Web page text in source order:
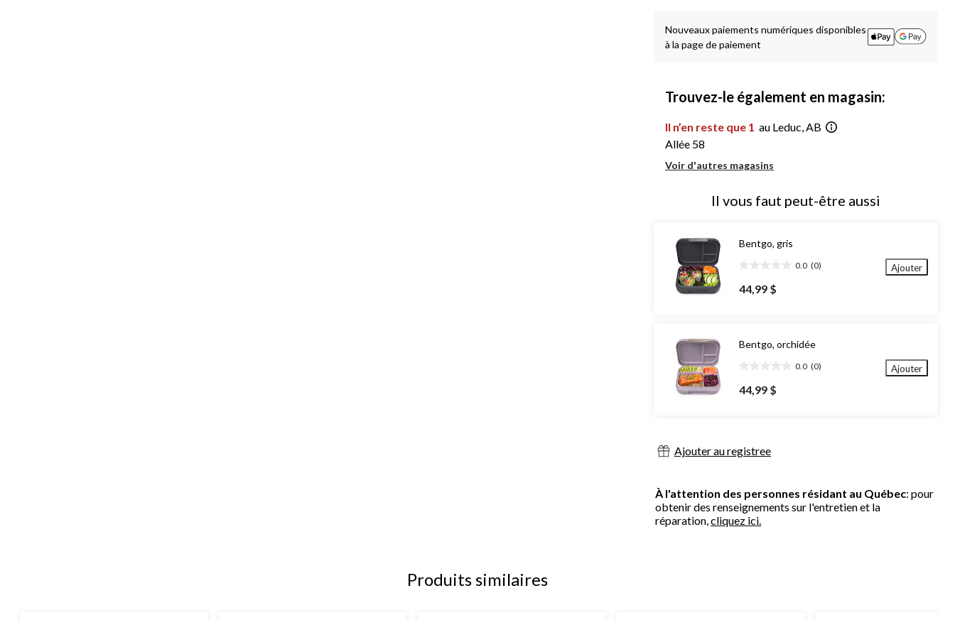
Nouveaux paiements numériques disponibles
à la page de paiement
Trouvez-le également en magasin:
Il n’en reste que 1 au Leduc, AB
Allée 58
Voir d'autres magasins
Il vous faut peut-être aussi
Bentgo, gris
0.0 (0)
étoile(s)
sur
44,99 $
Ajouter
Bentgo, orchidée
0.0 (0)
étoile(s)
sur
44,99 $
Ajouter
Ajouter au registree
À l'attention des personnes résidant au Québec: pour
obtenir des renseignements sur l'entretien et la
réparation,cliquez ici.
Produits similaires